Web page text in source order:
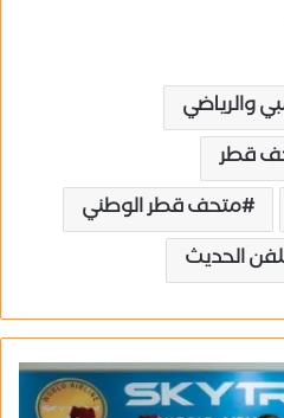
قطر
متحف قطر الوطني
الحديث